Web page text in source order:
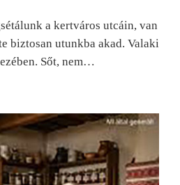
a kertváros utcáin, van
biztosan utunkba akad. Valaki
Sőt, nem…